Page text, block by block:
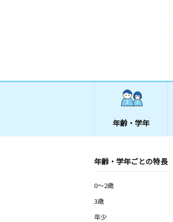
年齢・学年
年齢・学年ごとの特長
0～2歳
3歳
年少